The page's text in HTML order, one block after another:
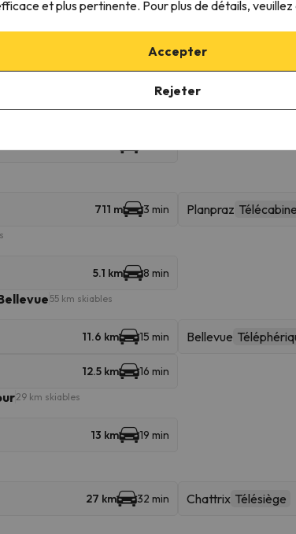
4.6 km 9 min Lognan
5.1 km 8 min Joran
711 m 3 min Planpraz Télécabine
5.1 km 8 min
55 km skiables
11.6 km 15 min Bellevue
12.5 km 16 min
29 km skiables
13 km 19 min
27 km 32 min Chattrix Télésiège
et plus pertinente. Pour plus de détails,
Accepter
Rejeter